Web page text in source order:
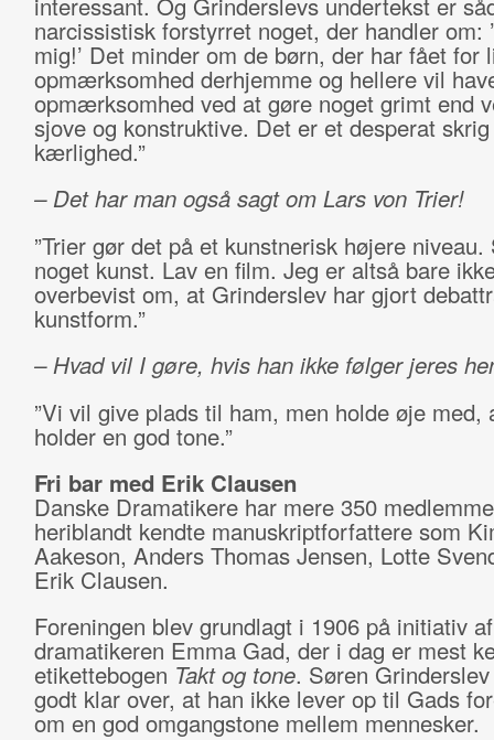
narcissistisk forstyrret noget, der handler om:
mig!’ Det minder om de børn, der har fået for
opmærksomhed derhjemme og hellere vil
opmærksomhed ved at gøre noget grimt end
sjove og konstruktive. Det er et desperat
kærlighed.”
– Det har man også sagt om Lars von Trier!
”Trier gør det på et kunstnerisk højere niveau.
noget kunst. Lav en film. Jeg er altså bare
overbevist om, at Grinderslev har gjort
kunstform.”
– Hvad vil I gøre, hvis han ikke følger jeres
”Vi vil give plads til ham, men holde øje med,
holder en god tone.”
Fri bar med Erik Clausen
Danske Dramatikere har mere 350
heriblandt kendte manuskriptforfattere som
Aakeson, Anders Thomas Jensen, Lotte
Erik Clausen.
Foreningen blev grundlagt i 1906 på initiativ af
dramatikeren Emma Gad, der i dag er mest
etikettebogen Takt og tone. Søren
godt klar over, at han ikke lever op til Gads
om en god omgangstone mellem mennesker.